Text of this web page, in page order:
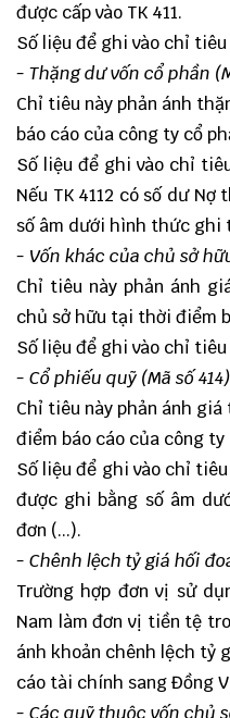
được cấp vào TK 411.
Số liệu để ghi vào chỉ tiêu
- Thặng dư vốn cổ phần
Chỉ tiêu này phản ánh
báo cáo của công ty cổ
Số liệu để ghi vào chỉ
Nếu TK 4112 có số dư
số âm dưới hình thức ghi
- Vốn khác của chủ sở
Chỉ tiêu này phản ánh
chủ sở hữu tại thời điểm
Số liệu để ghi vào chỉ tiêu
- Cổ phiếu quỹ (Mã số 414)
Chỉ tiêu này phản ánh
điểm báo cáo của công ty
Số liệu để ghi vào chỉ tiêu
được ghi bằng số âm
đơn (...).
- Chênh lệch tỷ giá hối
Trường hợp đơn vị sử
Nam làm đơn vị tiền tệ
ánh khoản chênh lệch tỷ
cáo tài chính sang Đồng
- Các quỹ thuộc vốn chủ